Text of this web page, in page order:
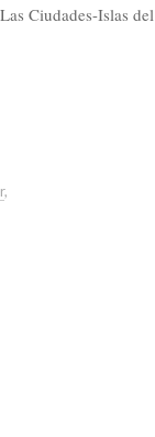
Ciudades-Islas del
,